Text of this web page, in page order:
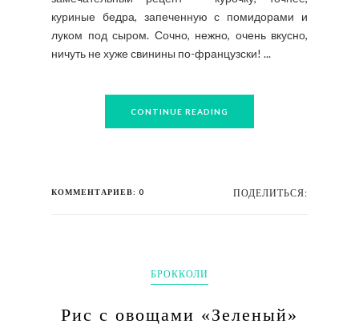
куриные бедра, запеченную с помидорами и
луком под сыром. Сочно, нежно, очень вкусно,
ничуть не хуже свинины по-французски! ...
CONTINUE READING
КОММЕНТАРИЕВ: 0 ПОДЕЛИТЬСЯ:
БРОККОЛИ
Рис с овощами «Зеленый»